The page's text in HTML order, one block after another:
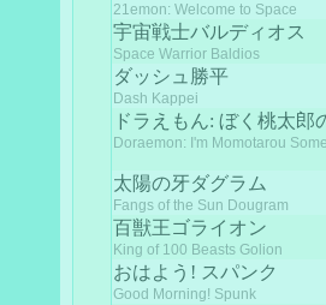
21emon: Welcome to Space
宇宙戦士バルディオス
Space Warrior Baldios
ダッシュ勝平
Dash Kappei
ドラえもん: ぼく桃太郎
Doraemon: I'm Momotarou
太陽の牙ダグラム
Fangs of the Sun Dougram
百獣王ゴライオン
King of 100 Beasts Golion
おはよう! スパンク
Good Morning! Spunk